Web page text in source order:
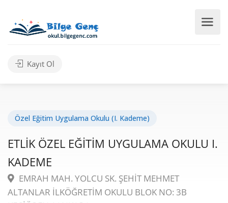
Kayıt Ol
Özel Eğitim Uygulama Okulu (I. Kademe)
ETLİK ÖZEL EĞİTİM UYGULAMA OKULU I.
KADEME
EMRAH MAH. YOLCU SK. ŞEHİT MEHMET
ALTANLAR İLKÖĞRETİM OKULU BLOK NO: 3B